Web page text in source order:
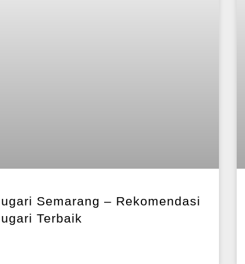
Semarang – Rekomendasi
Terbaik